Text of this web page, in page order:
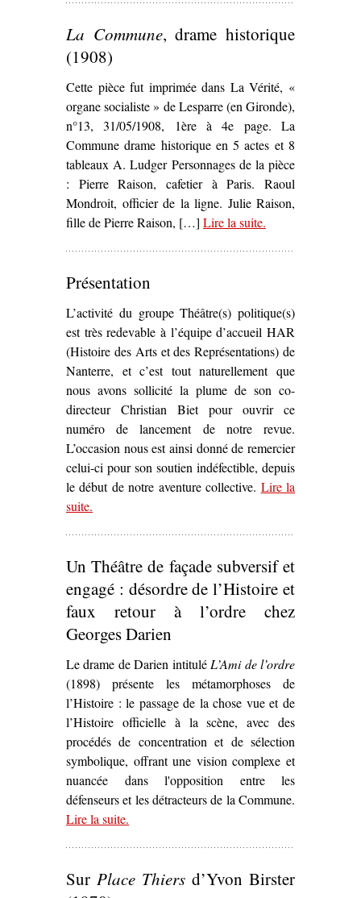
Grande Guerre au Front populaire
La Commune, drame historique
(1908)
Cette pièce fut imprimée dans La Vérité, «
organe socialiste » de Lesparre (en Gironde),
n°13, 31/05/1908, 1ère à 4e page. La
Commune drame historique en 5 actes et 8
tableaux A. Ludger Personnages de la pièce
: Pierre Raison, cafetier à Paris. Raoul
Mondroit, officier de la ligne. Julie Raison,
fille de Pierre Raison, […] Lire la suite– ‘
.
Présentation
L’activité du groupe Théâtre(s) politique(s)
est très redevable à l’équipe d’accueil HAR
(Histoire des Arts et des Représentations) de
Nanterre, et c’est tout naturellement que
nous avons sollicité la plume de son co-
directeur Christian Biet pour ouvrir ce
numéro de lancement de notre revue.
L’occasion nous est ainsi donné de remercier
celui-ci pour son soutien indéfectible, depuis
le début de notre aventure collective. Lire la
suite– ‘Présentation’
.
Un Théâtre de façade subversif et
engagé : désordre de l’Histoire et
faux retour à l’ordre chez
Georges Darien
Le drame de Darien intituléL’Ami de l’ordre
(1898) présente les métamorphoses de
l’Histoire : le passage de la chose vue et de
l’Histoire officielle à la scène, avec des
procédés de concentration et de sélection
symbolique, offrant une vision complexe et
nuancée dans l'opposition entre les
défenseurs et les détracteurs de la Commune.
Lire la suite– ‘Un Théâtre de façade subversif et engagé :
.
Sur Place Thiers d’Yvon Birster